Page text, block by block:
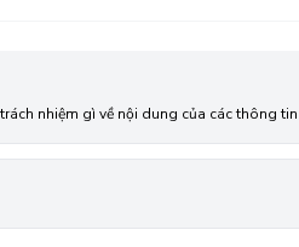
nhiệm gì về nội dung của các thông